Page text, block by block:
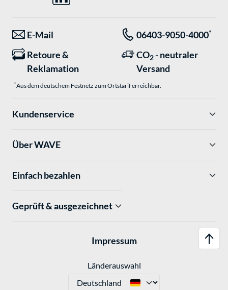
E-Mail 06403-9050-4000*
Retoure &
Reklamation
CO2 - neutraler
Versand
*Aus dem deutschem Festnetz zum Ortstarif erreichbar.
Kundenservice
Über WAVE
Einfach bezahlen
Geprüft & ausgezeichnet
Impressum
Länderauswahl